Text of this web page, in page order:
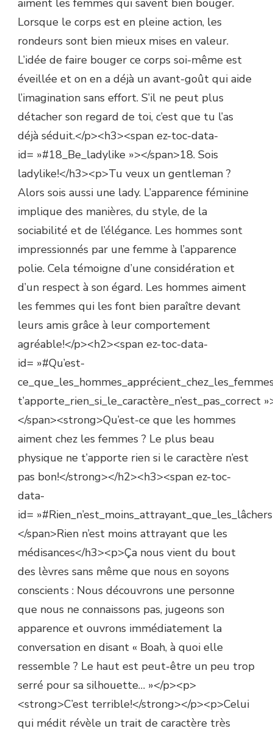
Lorsque le corps est en pleine action, les
rondeurs sont bien mieux mises en valeur.
L’idée de faire bouger ce corps soi-même est
éveillée et on en a déjà un avant-goût qui aide
l’imagination sans effort. S’il ne peut plus
détacher son regard de toi, c’est que tu l’as
déjà séduit.</p><h3><span ez-toc-data-
id= »#18_Be_ladylike »></span>18. Sois
ladylike!</h3><p>Tu veux un gentleman ?
Alors sois aussi une lady. L’apparence féminine
implique des manières, du style, de la
sociabilité et de l’élégance. Les hommes sont
impressionnés par une femme à l’apparence
polie. Cela témoigne d’une considération et
d’un respect à son égard. Les hommes aiment
les femmes qui les font bien paraître devant
leurs amis grâce à leur comportement
agréable!</p><h2><span ez-toc-data-
id= »#Qu’est-
t’apporte_rien_si_le_caractère_n’est_pas_correct
</span><strong>Qu’est-ce que les hommes
aiment chez les femmes ? Le plus beau
physique ne t’apporte rien si le caractère n’est
pas bon!</strong></h2><h3><span ez-toc-
data-
id=
</span>Rien n’est moins attrayant que les
médisances</h3><p>Ça nous vient du bout
des lèvres sans même que nous en soyons
conscients : Nous découvrons une personne
que nous ne connaissons pas, jugeons son
apparence et ouvrons immédiatement la
conversation en disant « Boah, à quoi elle
ressemble ? Le haut est peut-être un peu trop
serré pour sa silhouette… »</p><p>
<strong>C’est terrible!</strong></p><p>Celui
qui médit révèle un trait de caractère très